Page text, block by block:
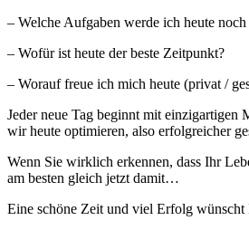
– Welche Aufgaben werde ich heute
– Wofür ist heute der beste Zeitpunkt?
– Worauf freue ich mich heute (privat /
Jeder neue Tag beginnt mit einzigartigen
wir heute optimieren, also erfolgreicher
Wenn Sie wirklich erkennen, dass Ihr
am besten gleich jetzt damit…
Eine schöne Zeit und viel Erfolg wünscht